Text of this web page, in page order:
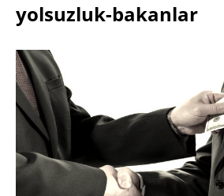
yolsuzluk-bakanlar